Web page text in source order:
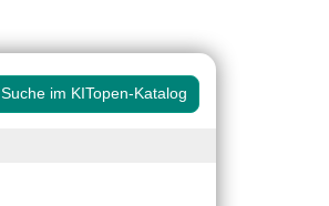
Suche im KITopen-Katalog